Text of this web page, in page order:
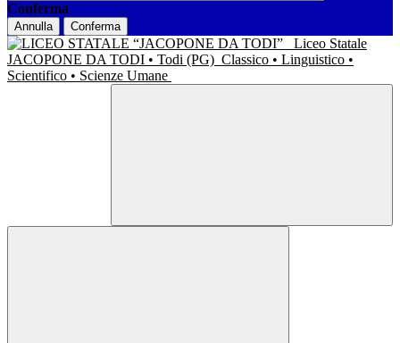
Conferma
Annulla Conferma
Liceo Statale
JACOPONE DA TODI • Todi (PG) Classico • Linguistico •
Scientifico • Scienze Umane